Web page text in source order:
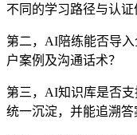
不同的学习路径与认证
第二， AI陪练能否导
户案例及沟通话术？
第三， AI知识库是否支
统一沉淀，并能追溯答